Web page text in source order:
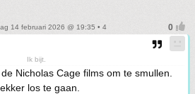
14 februari 2026 @ 19:35 • 4
Ik bijt.
Nicholas Cage films om te smullen.
los te gaan.